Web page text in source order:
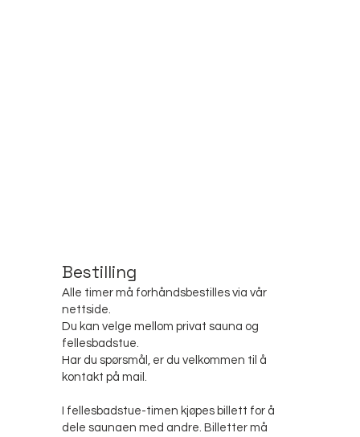
Bestilling
Alle timer må forhåndsbestilles via vår
nettside.
Du kan velge mellom privat sauna og
fellesbadstue.
Har du spørsmål, er du velkommen til å
kontakt på mail.
I fellesbadstue-timen kjøpes billett for å
dele saunaen med andre. Billetter må